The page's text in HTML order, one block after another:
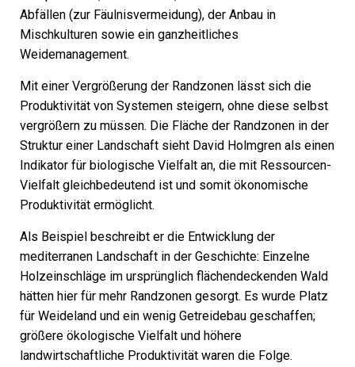
Abfällen (zur Fäulnisvermeidung), der Anbau in
Mischkulturen sowie ein ganzheitliches
Weidemanagement.
Mit einer Vergrößerung der ­Randzonen lässt sich die
Produktivität von Systemen steigern, ohne diese selbst
vergrößern zu müssen. Die Fläche der Randzonen in der
Struktur einer Landschaft sieht David Holmgren als einen
Indikator für biologische Vielfalt an, die mit Ressourcen-
Vielfalt gleichbedeutend ist und somit ökonomische
Produktivität ermöglicht.
Als Beispiel beschreibt er die Entwicklung der
mediterranen Landschaft in der Geschichte: Einzelne
Holzeinschläge im ursprünglich flächendeckenden Wald
hätten hier für mehr Randzonen gesorgt. Es wurde Platz
für Weideland und ein wenig Getreidebau geschaffen;
größere ökologische Vielfalt und höhere
landwirtschaftliche Produktivität waren die Folge.